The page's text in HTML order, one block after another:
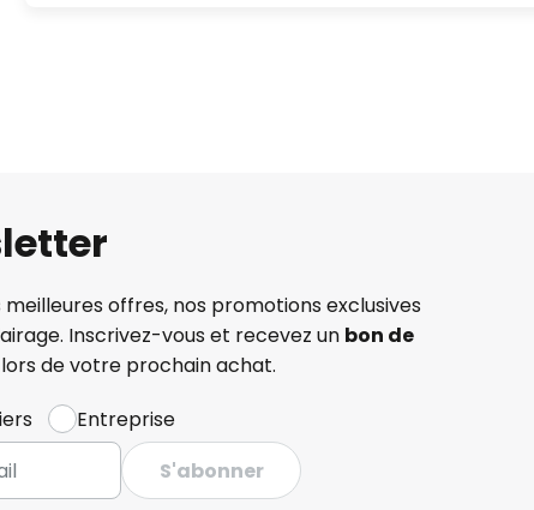
offres, nos promotions exclusives
Inscrivez-vous et recevez un bon de
de votre prochain achat.
Entreprise
S'abonner